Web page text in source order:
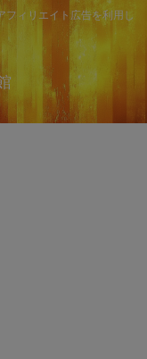
フィリエイト広告を利用し